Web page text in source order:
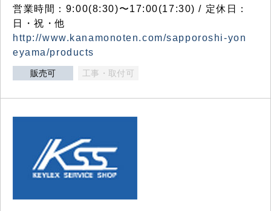
営業時間：9:00(8:30)〜17:00(17:30) / 定休日：
日・祝・他
http://www.kanamonoten.com/sapporoshi-yon
eyama/products
販売可 工事・取付可